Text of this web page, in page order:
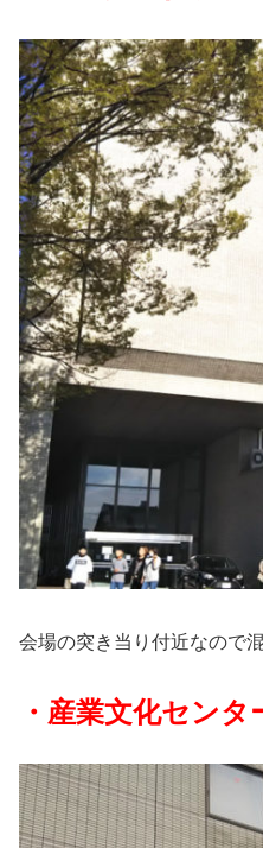
会場の突き当り付近なので
・産業文化センタ